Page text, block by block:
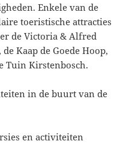
Enkele van de
toeristische attracties
de Victoria & Alfred
Kaap de Goede Hoop,
Tuin Kirstenbosch.
in de buurt van de
en activiteiten